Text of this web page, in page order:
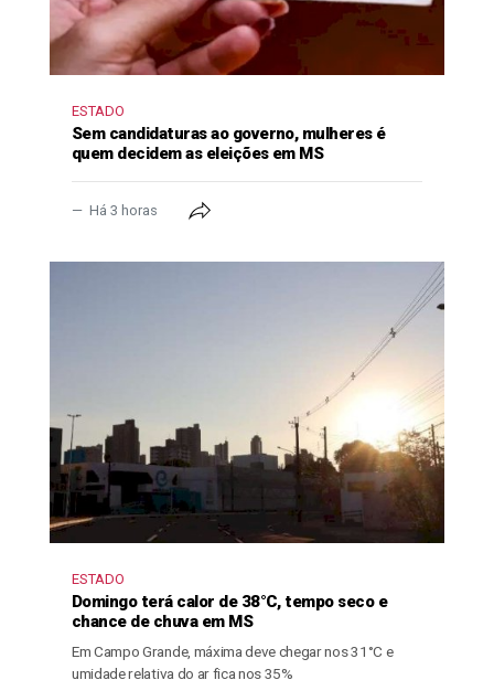
ESTADO
Sem candidaturas ao governo, mulheres é
quem decidem as eleições em MS
Há 3 horas
ESTADO
Domingo terá calor de 38°C, tempo seco e
chance de chuva em MS
Em Campo Grande, máxima deve chegar nos 31°C e
umidade relativa do ar fica nos 35%